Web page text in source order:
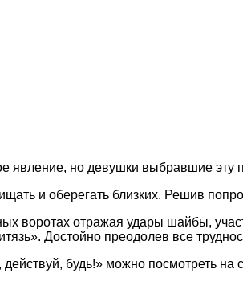
явление, но девушки выбравшие эту
и оберегать близких. Решив
воротах отражая удары шайбы,
Достойно преодолев все
будь!» можно посмотреть на